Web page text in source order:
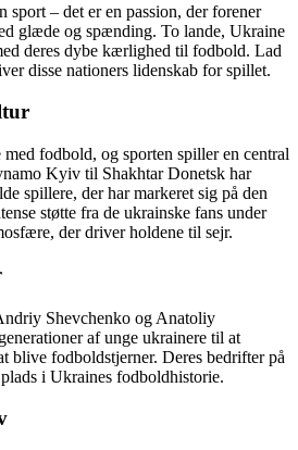
sport – det er en passion, der forener
glæde og spænding. To lande, Ukraine
deres dybe kærlighed til fodbold. Lad
disse nationers lidenskab for spillet.
fodbold, og sporten spiller en central
Kyiv til Shakhtar Donetsk har
spillere, der har markeret sig på den
støtte fra de ukrainske fans under
der driver holdene til sejr.
Shevchenko og Anatoliy
af unge ukrainere til at
blive fodboldstjerner. Deres bedrifter på
i Ukraines fodboldhistorie.